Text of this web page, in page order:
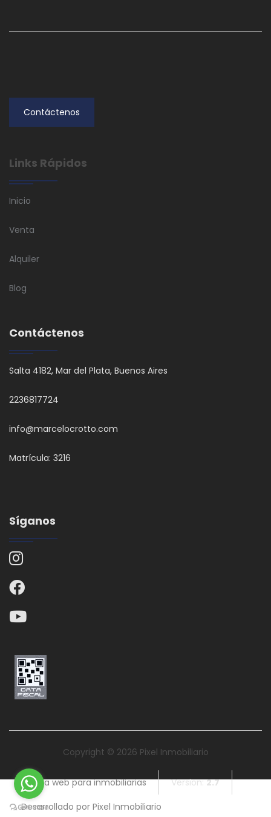
Contáctenos
Links Rápidos
Inicio
Venta
Alquiler
Blog
Contáctenos
Salta 4182, Mar del Plata, Buenos Aires
2236817724
info@marcelocrotto.com
Matrícula: 3216
Síganos
Copyright © 2026 Pixel Inmobiliario
Página web para inmobiliarias Version:2.7
Desarrollado por Pixel Inmobiliario